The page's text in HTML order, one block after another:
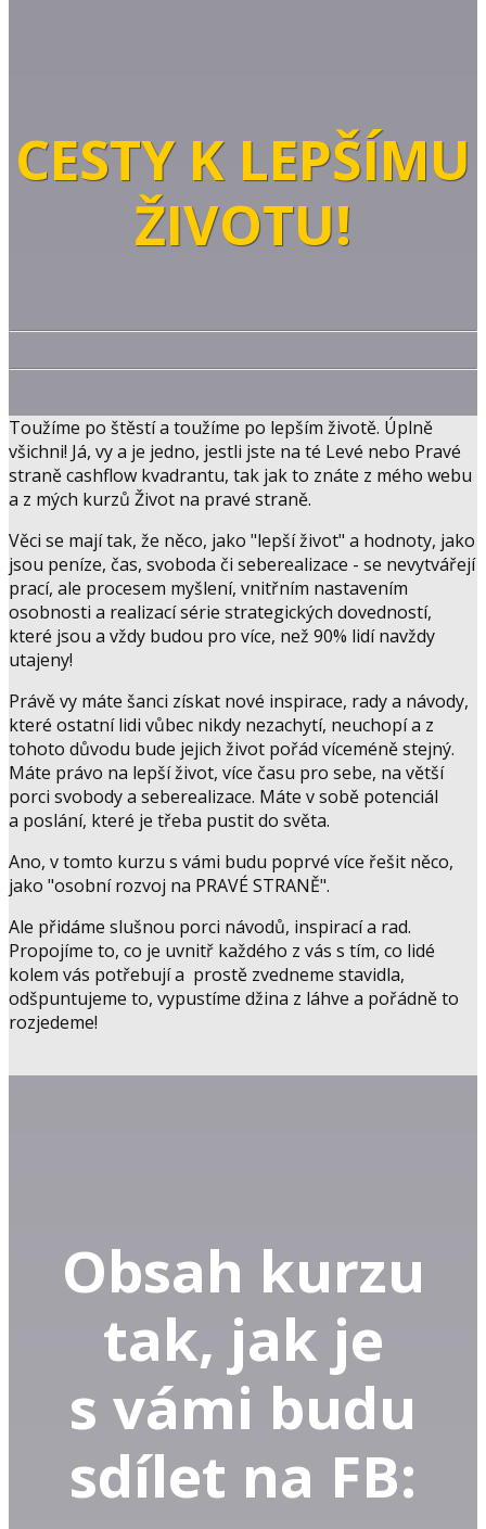
CESTY K LEPŠÍMU
ŽIVOTU!
Toužíme po štěstí a toužíme po lepším životě. Úplně
všichni! Já, vy a je jedno, jestli jste na té Levé nebo Pravé
straně cashflow kvadrantu, tak jak to znáte z mého webu
a z mých kurzů Život na pravé straně.
Věci se mají tak, že něco, jako "lepší život" a hodnoty, jako
jsou peníze, čas, svoboda či seberealizace - se nevytvářejí
prací, ale procesem myšlení, vnitřním nastavením
osobnosti a realizací série strategických dovedností,
které jsou a vždy budou pro více, než 90% lidí navždy
utajeny!
Právě vy máte šanci získat nové inspirace, rady a návody,
které ostatní lidi vůbec nikdy nezachytí, neuchopí a z
tohoto důvodu bude jejich život pořád víceméně stejný.
Máte právo na lepší život, více času pro sebe, na větší
porci svobody a seberealizace. Máte v sobě potenciál
a poslání, které je třeba pustit do světa.
Ano, v tomto kurzu s vámi budu poprvé více řešit něco,
jako "osobní rozvoj na PRAVÉ STRANĚ".
Ale přidáme slušnou porci návodů, inspirací a rad.
Propojíme to, co je uvnitř každého z vás s tím, co lidé
kolem vás potřebují a prostě zvedneme stavidla,
odšpuntujeme to, vypustíme džina z láhve a pořádně to
rozjedeme!
Obsah kurzu
tak, jak je
s vámi budu
sdílet na FB: